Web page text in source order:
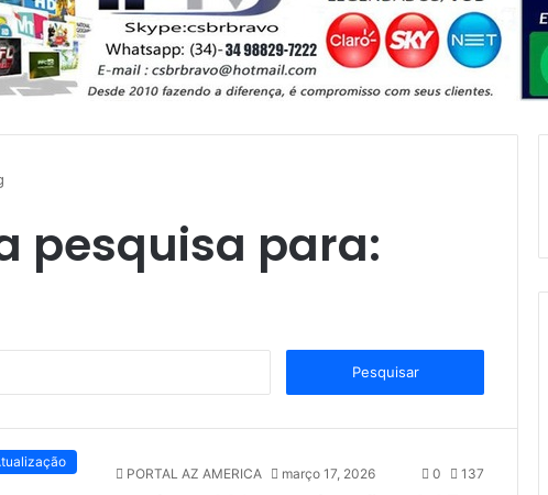
pesquisa para:
q
i
PORTAL AZ AMERICA março 17, 2026 0 137